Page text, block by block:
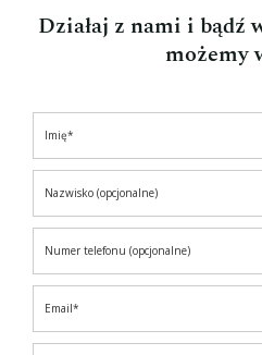
Działaj z nami i bądź
możemy